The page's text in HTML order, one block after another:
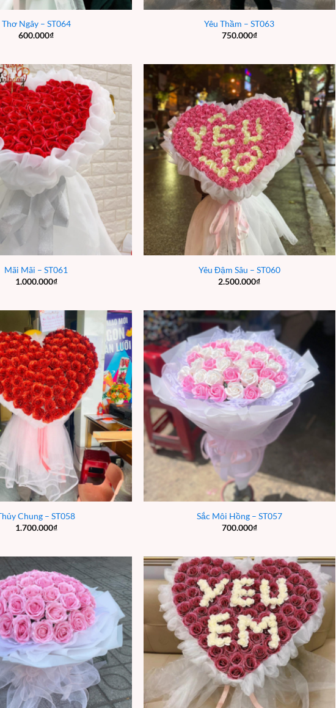
Thơ Ngây – ST064
600.000₫
Yêu Thầm – ST063
750.000₫
Mãi Mãi – ST061
1.000.000₫
Yêu Đậm Sâu – ST060
2.500.000₫
Chung – ST058
1.700.000₫
Sắc Môi Hồng – ST057
700.000₫